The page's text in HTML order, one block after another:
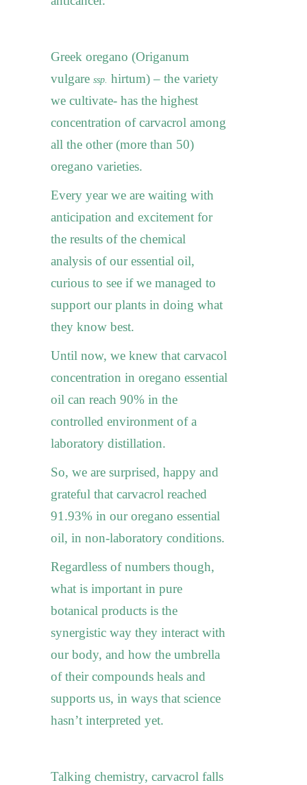
Greek oregano (Origanum
vulgare ssp. hirtum) – the variety
we cultivate- has the highest
concentration of carvacrol among
all the other (more than 50)
oregano varieties.
Every year we are waiting with
anticipation and excitement for
the results of the chemical
analysis of our essential oil,
curious to see if we managed to
support our plants in doing what
they know best.
Until now, we knew that carvacol
concentration in oregano essential
oil can reach 90% in the
controlled environment of a
laboratory distillation.
So, we are surprised, happy and
grateful that carvacrol reached
91.93% in our oregano essential
oil, in non-laboratory conditions.
Regardless of numbers though,
what is important in pure
botanical products is the
synergistic way they interact with
our body, and how the umbrella
of their compounds heals and
supports us, in ways that science
hasn’t interpreted yet.
Talking chemistry, carvacrol falls